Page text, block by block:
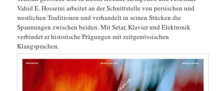
Vahid E. Hosseini arbeitet an der Schnittstelle von persischen und
westlichen Traditionen und verhandelt in seinen Stücken die
Spannungen zwischen beiden. Mit Setar, Klavier und Elektronik
verbindet er historische Prägungen mit zeitgenössischen
Klangsprachen.